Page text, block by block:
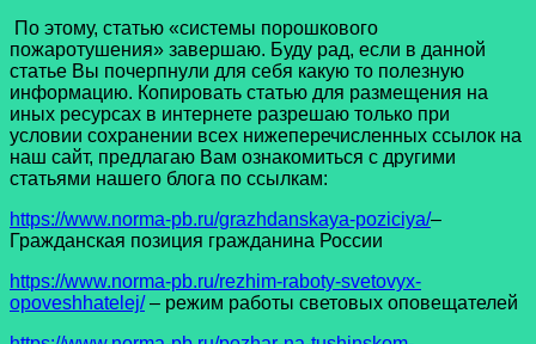
По этому, статью «системы порошкового
пожаротушения» завершаю. Буду рад, если в данной
статье Вы почерпнули для себя какую то полезную
информацию. Копировать статью для размещения на
иных ресурсах в интернете разрешаю только при
условии сохранении всех нижеперечисленных ссылок на
наш сайт, предлагаю Вам ознакомиться с другими
статьями нашего блога по ссылкам:
https://www.norma-pb.ru/grazhdanskaya-poziciya/–
Гражданская позиция гражданина России
https://www.norma-pb.ru/rezhim-raboty-svetovyx-
opoveshhatelej/– режим работы световых оповещателей